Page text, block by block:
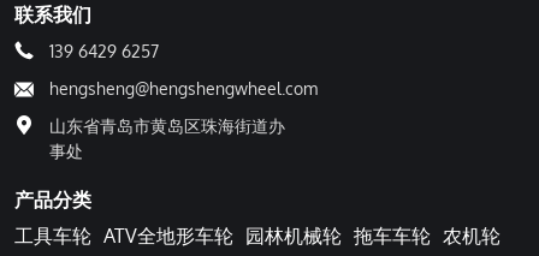
联系我们
139 6429 6257
hengsheng@hengshengwheel.com
山东省青岛市黄岛区珠海街道办
事处
产品分类
工具车轮 ATV全地形车轮 园林机械轮 拖车车轮 农机轮